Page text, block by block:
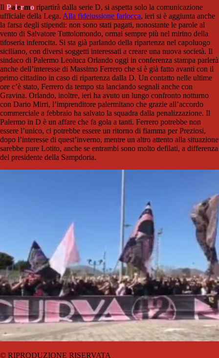
Il Palermo ripartirà dalla serie D, si aspetta solo la comunicazione
ufficiale della Lega. Alla fideiussione farlocca, ieri si è aggiunta anche
la farsa degli stipendi: non sono stati pagati, nonostante le parole al
vento di Salvatore Tuttolomondo, ormai sempre più nel mirino della
tifoseria inferocita. Si sta già parlando della ripartenza nel capoluogo
siciliano, con diversi soggetti interessati a creare una nuova società. Il
sindaco di Palermo Leoluca Orlando oggi in conferenza stampa parlerà
anche dell’interesse di Massimo Ferrero che si è già fatto avanti con il
primo cittadino in caso di ripartenza dalla D. Un contatto nelle ultime
ore c’è stato, Ferrero da tempo sta lanciando segnali anche con
Gravina. Orlando, inoltre, ieri ha avuto un lungo confronto notturno
con Dario Mirri, l’imprenditore palermitano che grazie all’accordo
commerciale a febbraio ha salvato la squadra dalla penalizzazione. Il
Palermo in D è un affare che fa gola a tanti. Ferrero potrebbe non
essere l’unico, ci potrebbe essere un ritorno di fiamma per Preziosi,
dopo l’interesse di quest’inverno, mentre un altro attento alla situazione
sarebbe pure Lotito, anche se entrambi sono molto defilati, a differenza
del presidente della Sampdoria.
© RIPRODUZIONE RISERVATA